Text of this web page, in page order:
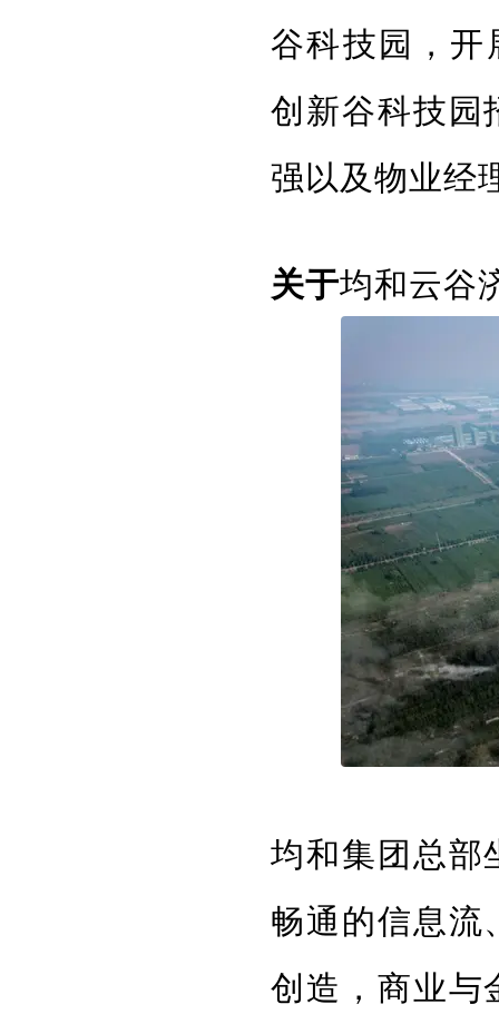
谷科技园，开
创新谷科技园
强以及物业经
关于均和云谷
均和集团总部
畅通的信息流
创造，商业与